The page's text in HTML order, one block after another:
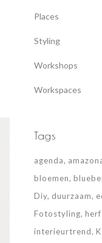
Places
Styling
Workshops
Workspaces
Tags
agenda
bloemen
Diy duurzaam
Fotostyling
interieurtrend